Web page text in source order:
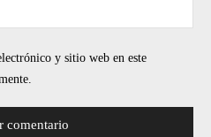
y sitio web en este